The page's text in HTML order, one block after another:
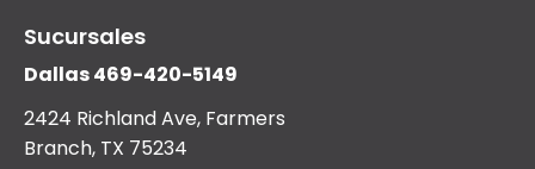
Sucursales
Dallas469-420-5149
2424 Richland Ave, Farmers
Branch, TX 75234